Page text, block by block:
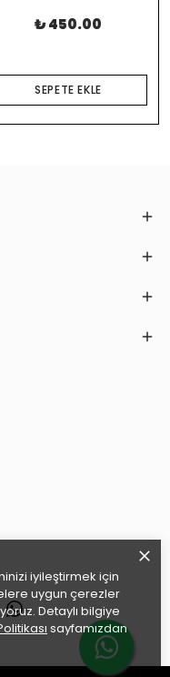
iyileştirmek için
uygun çerezler
Detaylı bilgiye
sayfamızdan
₺ 450.00
SEPETE EKLE